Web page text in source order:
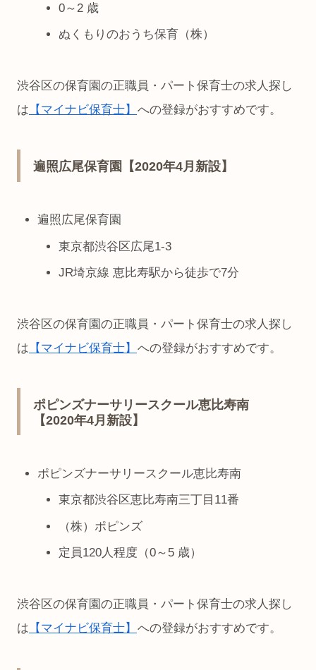
0～2 歳
ぬくもりのおうち保育（株）
渋谷区の保育園の正職員・パート保育士の求人探し
は 【マイナビ保育士】 への登録がおすすめです。
遍照広尾保育園【2020年4月新設】
遍照広尾保育園
東京都渋谷区広尾1-3
JR埼京線 恵比寿駅から徒歩で7分
渋谷区の保育園の正職員・パート保育士の求人探し
は 【マイナビ保育士】 への登録がおすすめです。
ポピンズナーサリースクール恵比寿南
【2020年4月新設】
ポピンズナーサリースクール恵比寿南
東京都渋谷区恵比寿南三丁目11番
（株）ポピンズ
定員120人程度（0～5 歳）
渋谷区の保育園の正職員・パート保育士の求人探し
は 【マイナビ保育士】 への登録がおすすめです。